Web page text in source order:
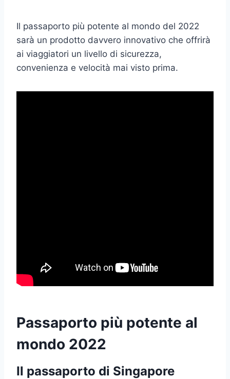
Il passaporto più potente al mondo del 2022
sarà un prodotto davvero innovativo che offrirà
ai viaggiatori un livello di sicurezza,
convenienza e velocità mai visto prima.
Passaporto più potente al
mondo 2022
Il passaporto di Singapore